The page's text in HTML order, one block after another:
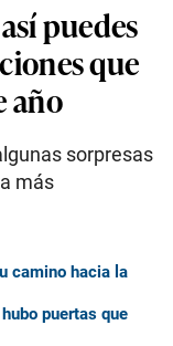
puedes
que
año
sorpresas
más
camino hacia la
puertas que